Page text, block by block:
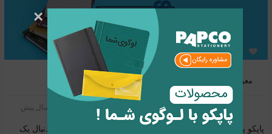
معرفی پاپکو پلنر یک؛ سال 1400
پاپکو پلنر یک برای شما که با دور اندیشی و خوش سلیقگی به دنبال یک
×